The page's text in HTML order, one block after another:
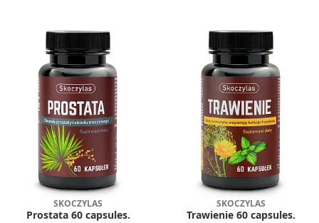
SKOCZYLAS
Prostata 60 capsules.
SKOCZYLAS
Trawienie 60 capsules.